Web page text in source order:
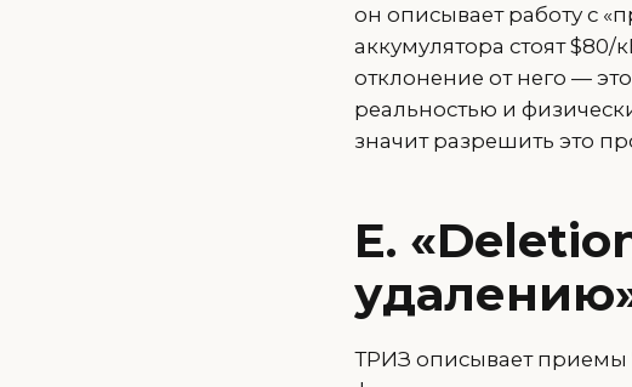
он описывает работу с
аккумулятора стоят
отклонение от него —
реальностью и
значит разрешить это
Е.
ТРИЗ описывает приемы